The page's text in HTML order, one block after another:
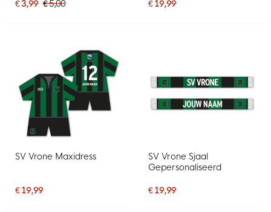
€ 3,99 € 5,00 € 19,99
SV Vrone Maxidress
€ 19,99
SV Vrone Sjaal
Gepersonaliseerd
€ 19,99